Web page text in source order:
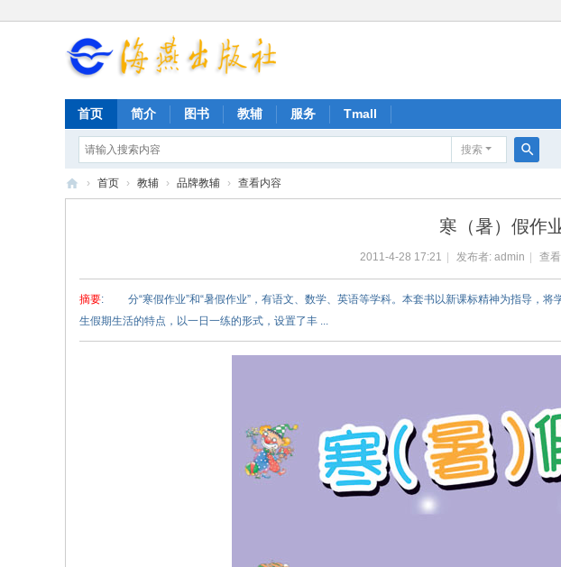
首页 简介 图书 教辅 服务 Tmall
搜索
索
› 首页 › 教辅 › 品牌教辅 › 查看内容
寒（暑）假作
2011-4-28 17:21 发布者: admin 查
摘要: 分“寒假作业”和“暑假作业”，有语文、数学、英语等学科。本套书以新课标精神为指导，将
生假期生活的特点，以一日一练的形式，设置了丰 ...